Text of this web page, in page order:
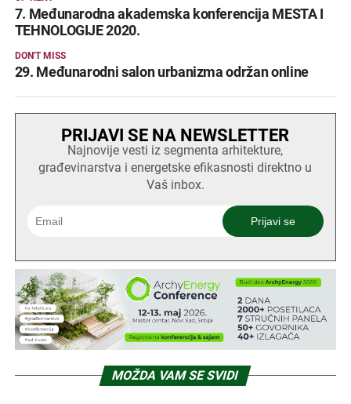
7. Međunarodna akademska konferencija MESTA I
TEHNOLOGIJE 2020.
DON'T MISS
29. Međunarodni salon urbanizma održan online
PRIJAVI SE NA NEWSLETTER
Najnovije vesti iz segmenta arhitekture,
građevinarstva i energetske efikasnosti direktno u
Vaš inbox.
MOŽDA VAM SE SVIDI